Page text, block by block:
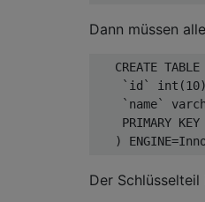
Dann müssen
CREATE
`id`
int (10)
`name`
PRIMARY
)
ENGINE=
Der Schlüsselteil